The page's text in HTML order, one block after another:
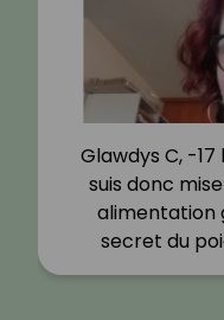
Glawdys C, -
suis donc
alimentation
secret du